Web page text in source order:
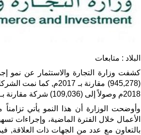
البلاد : متابعات
2018م وصولاً إلى (109,036) شركة مقارنة بـ 2017م.
وأوضحت الوزارة أن هذا النمو يأتي
الأعمال خلال الفترة الماضية، وإجراءات
بالتعاون مع عدد من الجهات ذات العلاقة,